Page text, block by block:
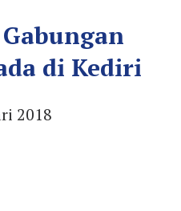
di Kediri
2018